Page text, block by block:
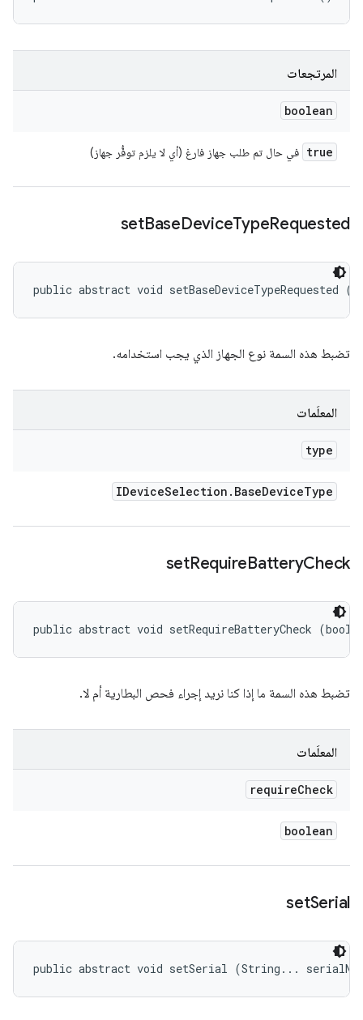
المرتجعات
boolean
true في حال تم طلب جهاز فارغ (أي لا يلزم توفُّر جهاز)
setBaseDeviceTypeRequested
public abstract void setBaseDeviceTypeRequested (
تضبط هذه السمة نوع الجهاز الذي يجب استخدامه.
المعلَمات
type
IDeviceSelection . BaseDeviceType
setRequireBatteryCheck
public abstract void setRequireBatteryCheck
تضبط هذه السمة ما إذا كنا نريد إجراء فحص البطارية أم لا.
المعلَمات
requireCheck
boolean
setSerial
public abstract void setSerial (String...